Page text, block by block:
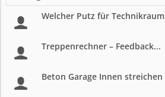
Welcher Putz für Technikraum
Treppenrechner – Feedback...
Beton Garage Innen streichen